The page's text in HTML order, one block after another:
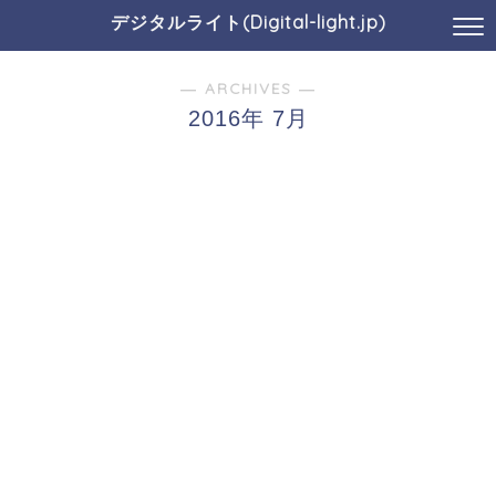
デジタルライト(Digital-light.jp)
― ARCHIVES ―
2016年 7月